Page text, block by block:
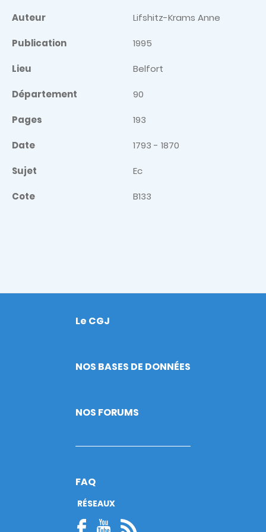
Auteur Lifshitz-Krams Anne
Publication 1995
Lieu Belfort
Département 90
Pages 193
Date 1793 - 1870
Sujet Ec
Cote B133
Footer
Le CGJ
NOS BASES DE DONNÉES
NOS FORUMS
FAQ
RÉSEAUX